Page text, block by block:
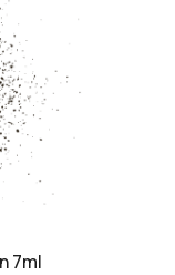
7ml